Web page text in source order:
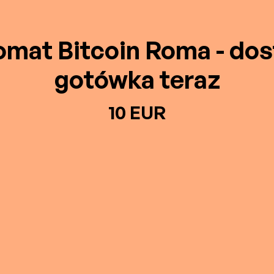
Bitcoin Roma -
gotówka teraz
10 EUR